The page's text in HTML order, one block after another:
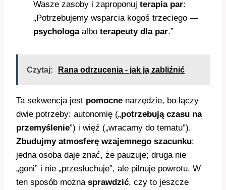
Wasze zasoby i zaproponuj terapia par:
„Potrzebujemy wsparcia kogoś trzeciego —
psychologaalbo terapeuty dla par.”
Czytaj: Rana odrzucenia - jak ją zabliźnić
Ta sekwencja jest pomocne narzędzie, bo łączy
dwie potrzeby: autonomię („potrzebują czasu na
przemyślenie”) i więź („wracamy do tematu”).
Zbudujmy atmosferę wzajemnego szacunku:
jedna osoba daje znać, że pauzuje; druga nie
„goni” i nie „przesłuchuje”, ale pilnuje powrotu. W
ten sposób można sprawdzić, czy to jeszcze